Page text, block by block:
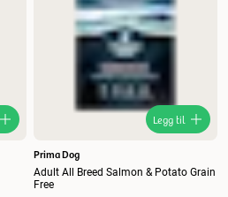
Legg til
Prima Dog
Adult All Breed Salmon & Potato Grain
Free